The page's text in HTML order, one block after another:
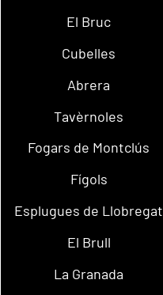
El Bruc
Cubelles
Abrera
Tavèrnoles
Fogars de Montclús
Fígols
Esplugues de Llobregat
El Brull
La Granada